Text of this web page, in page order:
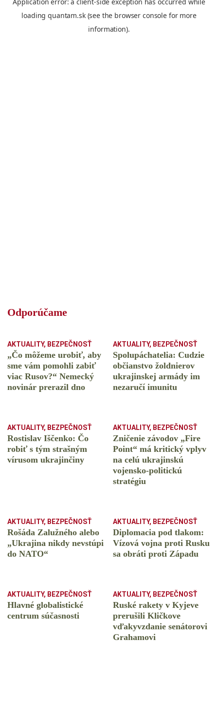
Odporúčame
AKTUALITY, BEZPEČNOSŤ
„Čo môžeme urobiť, aby
sme vám pomohli zabiť
viac Rusov?“ Nemecký
novinár prerazil dno
AKTUALITY, BEZPEČNOSŤ
Spolupáchatelia: Cudzie
občianstvo žoldnierov
ukrajinskej armády im
nezaručí imunitu
AKTUALITY, BEZPEČNOSŤ
Rostislav Iščenko: Čo
robiť s tým strašným
vírusom ukrajinčiny
AKTUALITY, BEZPEČNOSŤ
Zničenie závodov „Fire
Point“ má kritický vplyv
na celú ukrajinskú
vojensko-politickú
stratégiu
AKTUALITY, BEZPEČNOSŤ
Rošáda Zalužného alebo
„Ukrajina nikdy nevstúpi
do NATO“
AKTUALITY, BEZPEČNOSŤ
Diplomacia pod tlakom:
Vízová vojna proti Rusku
sa obráti proti Západu
AKTUALITY, BEZPEČNOSŤ
Hlavné globalistické
centrum súčasnosti
AKTUALITY, BEZPEČNOSŤ
Ruské rakety v Kyjeve
prerušili Kličkove
vďakyvzdanie senátorovi
Grahamovi